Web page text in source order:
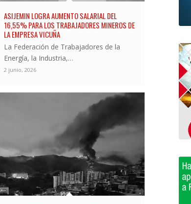
ASIJEMIN LOGRA AUMENTO SALARIAL DEL
16,55% PARA LOS TRABAJADORES MINEROS DE
LA EMPRESA VICUÑA
La Federación de Trabajadores de la
Energía, la Industria,…
2 junio, 2026